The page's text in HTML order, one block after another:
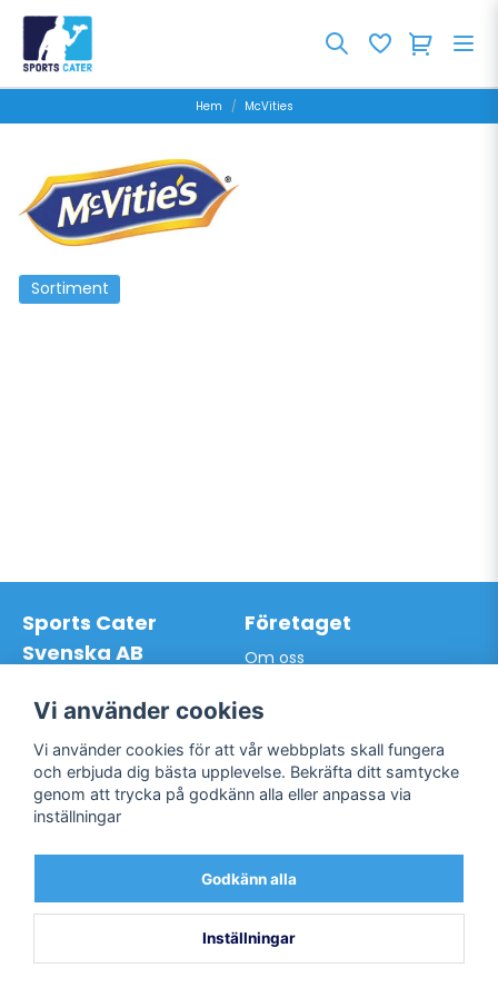
Hem McVities
Sortiment
Sports Cater
Svenska AB
145 63 Norsborg
Org.nr: 559024-7762
Mail:
info@sportscater.se
Företaget
Om oss
Vår vision
Registrera konto
Glömt lösenord?
Support
Allmänna villkor
Kontakta oss
Facebook
Twitter
Vi använder cookies
Vi använder cookies för att vår webbplats skall fungera
och erbjuda dig bästa upplevelse. Bekräfta ditt samtycke
genom att trycka på godkänn alla eller anpassa via
inställningar
Godkänn alla
Inställningar